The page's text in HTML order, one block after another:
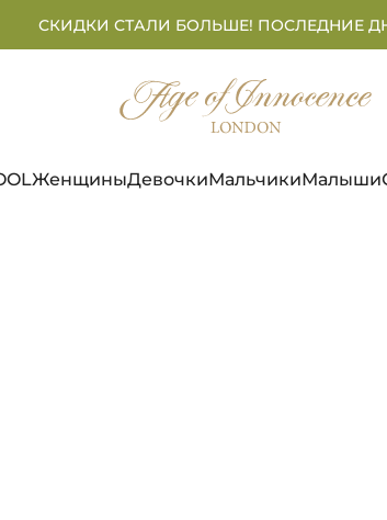
СКИДКИ СТАЛИ БОЛЬШЕ! ПОСЛЕДНИЕ
ЖенщиныДевочкиМальчикиМалыши